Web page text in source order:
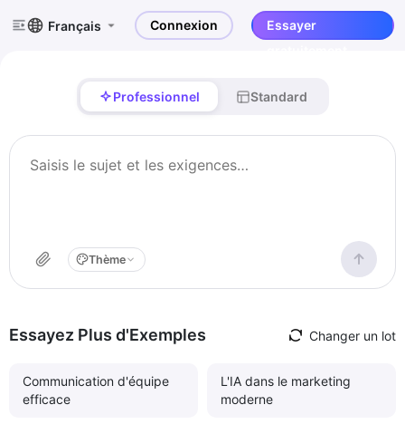
Français Connexion
Essayer
Professionnel Standard
Thème
Essayez Plus d'Exemples Changer un lot
Communication d'équipe
efficace
L'IA dans le marketing
moderne